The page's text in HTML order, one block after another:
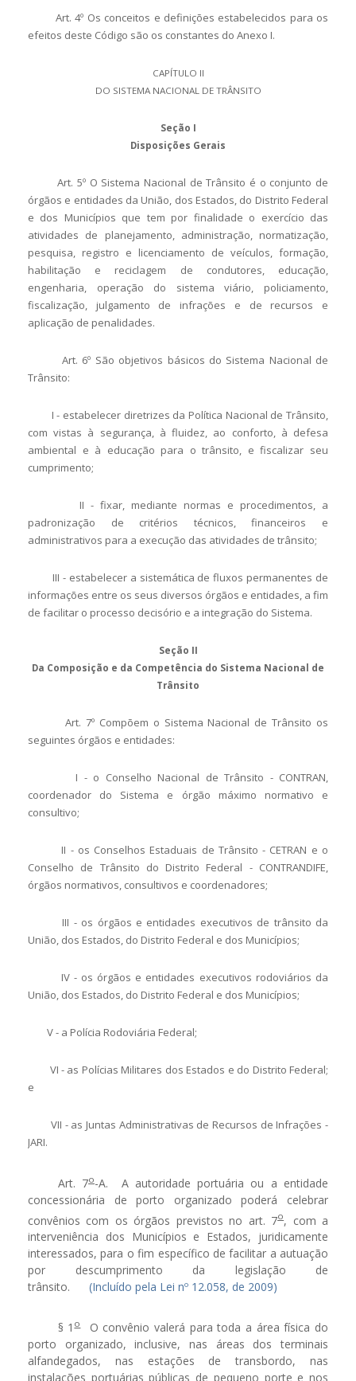
Art. 4º Os conceitos e definições estabelecidos para os
efeitos deste Código são os constantes do Anexo I.
CAPÍTULO II
DO SISTEMA NACIONAL DE TRÂNSITO
Seção I
Disposições Gerais
Art. 5º O Sistema Nacional de Trânsito é o conjunto de
órgãos e entidades da União, dos Estados, do Distrito Federal
e dos Municípios que tem por finalidade o exercício das
atividades de planejamento, administração, normatização,
pesquisa, registro e licenciamento de veículos, formação,
habilitação e reciclagem de condutores, educação,
engenharia, operação do sistema viário, policiamento,
fiscalização, julgamento de infrações e de recursos e
aplicação de penalidades.
Art. 6º São objetivos básicos do Sistema Nacional de
Trânsito:
I - estabelecer diretrizes da Política Nacional de Trânsito,
com vistas à segurança, à fluidez, ao conforto, à defesa
ambiental e à educação para o trânsito, e fiscalizar seu
cumprimento;
II - fixar, mediante normas e procedimentos, a
padronização de critérios técnicos, financeiros e
administrativos para a execução das atividades de trânsito;
III - estabelecer a sistemática de fluxos permanentes de
informações entre os seus diversos órgãos e entidades, a fim
de facilitar o processo decisório e a integração do Sistema.
Seção II
Da Composição e da Competência do Sistema Nacional de
Trânsito
Art. 7º Compõem o Sistema Nacional de Trânsito os
seguintes órgãos e entidades:
I - o Conselho Nacional de Trânsito - CONTRAN,
coordenador do Sistema e órgão máximo normativo e
consultivo;
II - os Conselhos Estaduais de Trânsito - CETRAN e o
Conselho de Trânsito do Distrito Federal - CONTRANDIFE,
órgãos normativos, consultivos e coordenadores;
III - os órgãos e entidades executivos de trânsito da
União, dos Estados, do Distrito Federal e dos Municípios;
IV - os órgãos e entidades executivos rodoviários da
União, dos Estados, do Distrito Federal e dos Municípios;
V - a Polícia Rodoviária Federal;
VI - as Polícias Militares dos Estados e do Distrito Federal;
e
VII - as Juntas Administrativas de Recursos de Infrações -
JARI.
Art. 7o-A. A autoridade portuária ou a entidade
concessionária de porto organizado poderá celebrar
convênios com os órgãos previstos no art. 7o, com a
interveniência dos Municípios e Estados, juridicamente
interessados, para o fim específico de facilitar a autuação
por descumprimento da legislação de
trânsito. (Incluído pela Lei nº 12.058, de 2009)
§ 1oO convênio valerá para toda a área física do
porto organizado, inclusive, nas áreas dos terminais
alfandegados, nas estações de transbordo, nas
instalações portuárias públicas de pequeno porte e nos